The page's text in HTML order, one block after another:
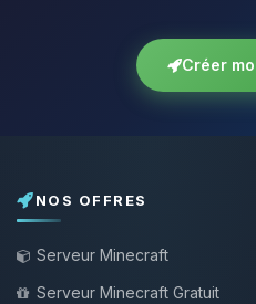
Créer
NOS OFFRES
Serveur Minecraft
Serveur Minecraft Gratuit